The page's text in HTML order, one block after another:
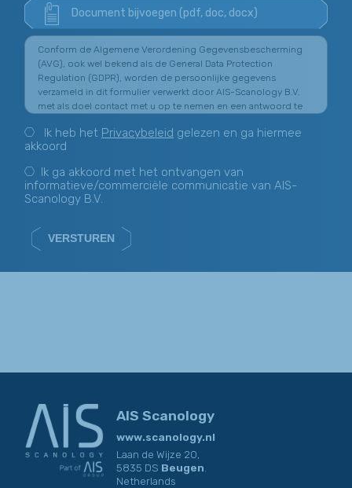
Document bijvoegen (pdf, doc, docx)
Conform de Algemene Verordening Gegevensbescherming
(AVG), ook wel bekend als de General Data Protection
Regulation (GDPR), worden de persoonlijke gegevens
verzameld in dit formulier verwerkt door AIS-Scanology B.V.
met als doel contact met u op te nemen en een antwoord te
wettelijke basis voor de verwerking van uw gegevens is uw
toestemming, de uitvoering van precontractuele of
verplichtingen en/of het gerechtvaardigde belang van AIS
VISION. De rechten van toegang, verwijdering, rectificatie,
bezwaar, overdraagbaarheid of beperking kunnen worden
ieder geval hebben betrokkenen het recht om een klacht in te
dienen bij de betreffende Autoriteit Persoonsgegevens. De
gegevens die u ons heeft verstrekt, zodat zij te allen tijde
situatie.
Ik heb het Privacybeleid gelezen en ga hiermee
akkoord
Ik ga akkoord met het ontvangen van
informatieve/commerciële communicatie van AIS-
Scanology B.V.
VERSTUREN
AIS Scanology
www.scanology.nl
Laan de Wijze 20,
5835 DS Beugen
Netherlands